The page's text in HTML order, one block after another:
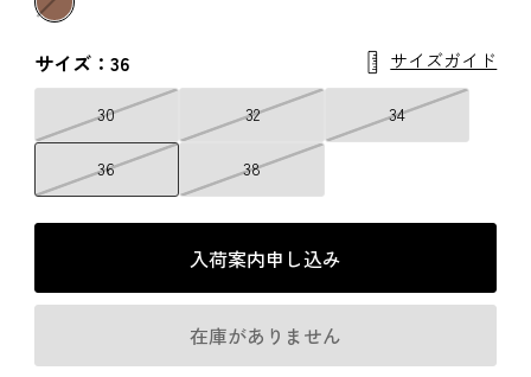
サイズ：36 サイズガイド
30 32 34
36 38
入荷案内申し込み
在庫がありません